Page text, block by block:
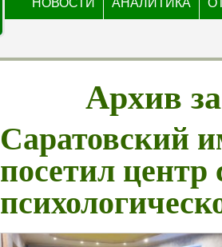
НОВОСТИ АНАЛИТИКА
Архив
Саратовский
посетил центр